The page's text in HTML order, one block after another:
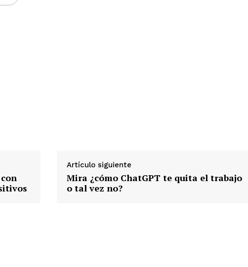
Artículo siguiente
Mira ¿cómo ChatGPT te quita el trabajo
o tal vez no?